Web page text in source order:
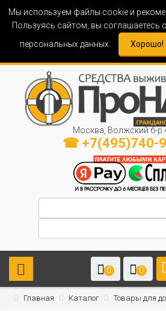
Мы используем файлы cookie и
Пользуясь сайтом, вы соглашаетесь
персональных данных.
Хорошо!
Москва, Волжский б-р
☎ +7(495)740-
0 0
Главная Каталог Товары для